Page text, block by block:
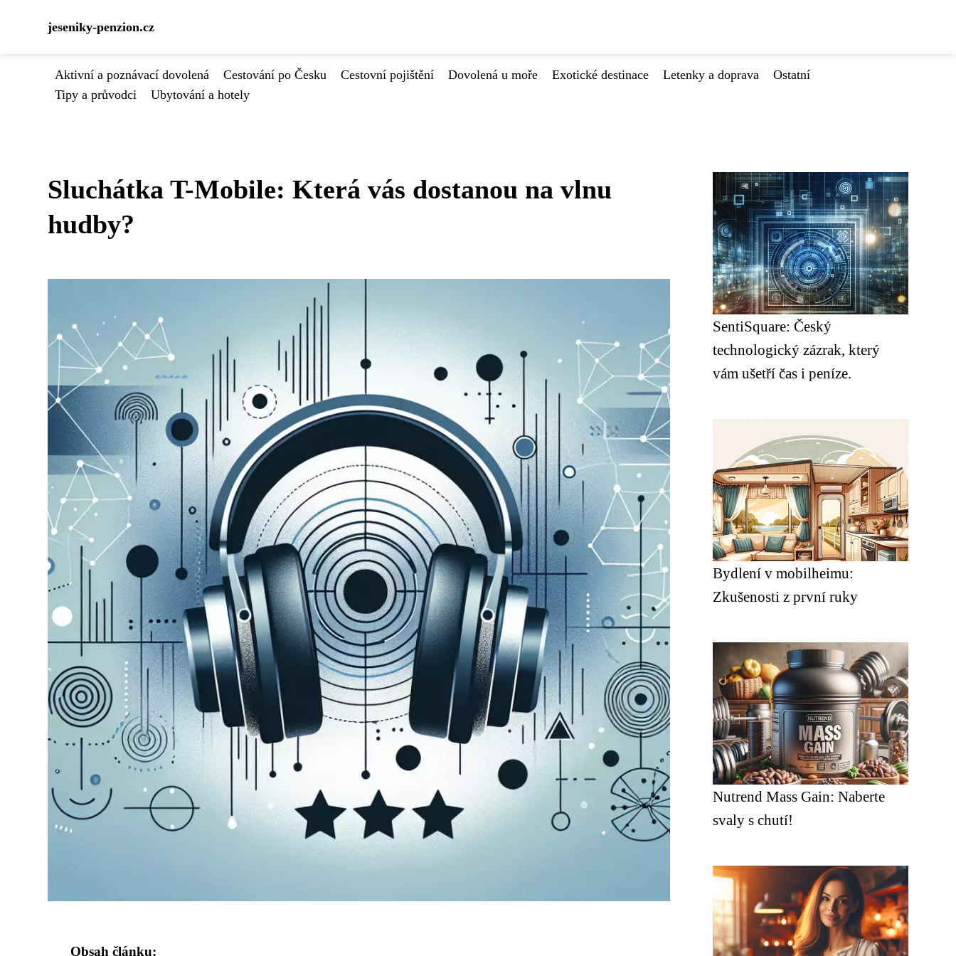
jeseniky-penzion.cz
Aktivní a poznávací dovolená Cestování po Česku Cestovní pojištění Dovolená u moře Exotické destinace Letenky a doprava
Ostatní
Tipy a průvodci
Ubytování a hotely
Sluchátka T-Mobile: Která vás dostanou na vlnu
hudby?
Obsah článku:
SentiSquare: Český
technologický zázrak, který
vám ušetří čas i peníze.
Bydlení v mobilheimu:
Zkušenosti z první ruky
Nutrend Mass Gain: Naberte
svaly s chutí!